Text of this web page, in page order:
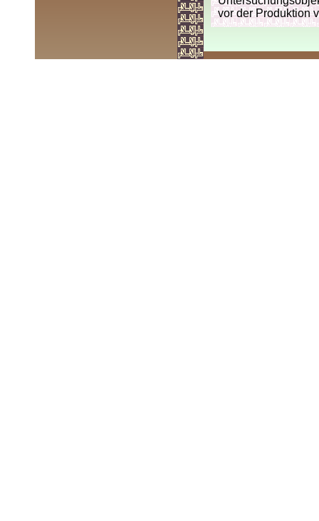
vor der Produktion